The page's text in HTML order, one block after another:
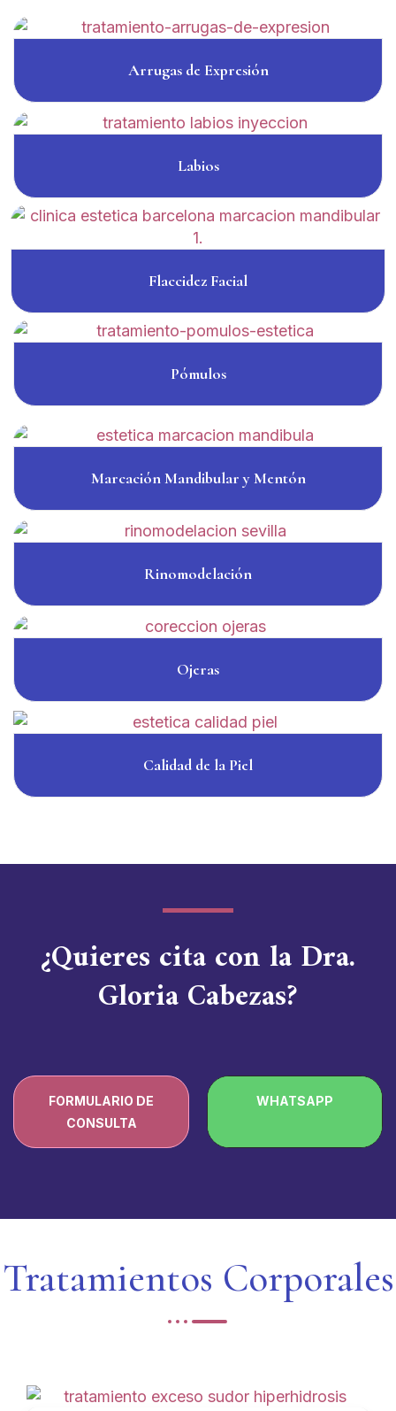
Arrugas de Expresión
Labios
Flaccidez Facial
Pómulos
Marcación Mandibular y Mentón
Rinomodelación
Ojeras
Calidad de la Piel
¿Quieres cita con la Dra.
Gloria Cabezas?
FORMULARIO DE
CONSULTA
WHATSAPP
Tratamientos Corporales